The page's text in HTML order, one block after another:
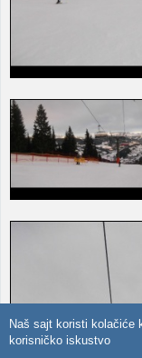
Naš sajt koristi kolačiće
korisničko iskustvo